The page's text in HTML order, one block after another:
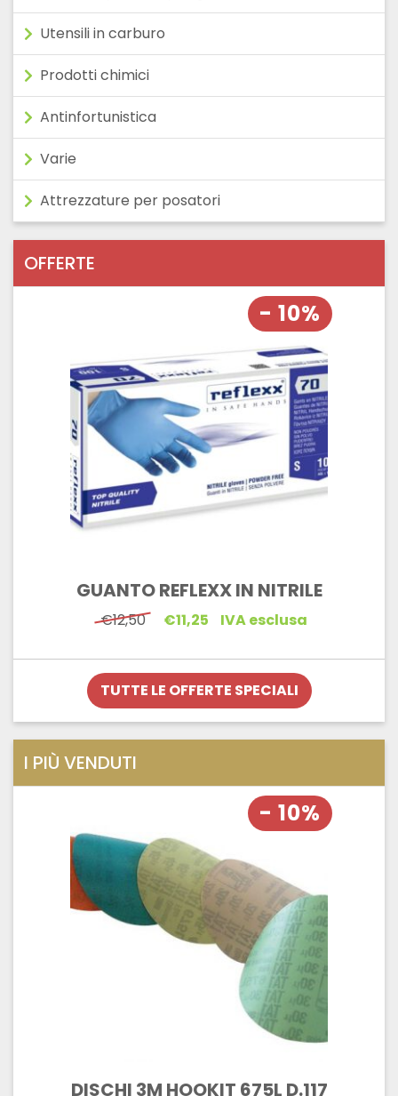
Utensili in carburo
Prodotti chimici
Antinfortunistica
Varie
Attrezzature per posatori
OFFERTE
- 10%
GUANTO REFLEXX IN NITRILE
€12,50 Il
era:
€12,50.
€11,25
Il
è:
€11,25.
IVA esclusa
TUTTE LE OFFERTE SPECIALI
I PIÙ VENDUTI
- 10%
DISCHI 3M HOOKIT 675L D.117